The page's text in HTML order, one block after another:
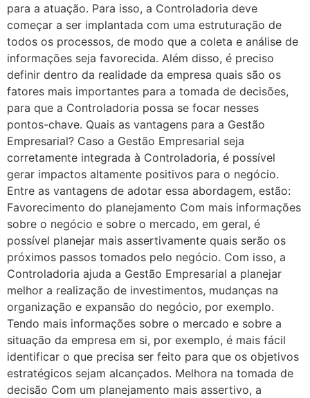
para a atuação. Para isso, a Controladoria deve
começar a ser implantada com uma estruturação de
todos os processos, de modo que a coleta e análise de
informações seja favorecida. Além disso, é preciso
definir dentro da realidade da empresa quais são os
fatores mais importantes para a tomada de decisões,
para que a Controladoria possa se focar nesses
pontos-chave. Quais as vantagens para a Gestão
Empresarial? Caso a Gestão Empresarial seja
corretamente integrada à Controladoria, é possível
gerar impactos altamente positivos para o negócio.
Entre as vantagens de adotar essa abordagem, estão:
Favorecimento do planejamento Com mais informações
sobre o negócio e sobre o mercado, em geral, é
possível planejar mais assertivamente quais serão os
próximos passos tomados pelo negócio. Com isso, a
Controladoria ajuda a Gestão Empresarial a planejar
melhor a realização de investimentos, mudanças na
organização e expansão do negócio, por exemplo.
Tendo mais informações sobre o mercado e sobre a
situação da empresa em si, por exemplo, é mais fácil
identificar o que precisa ser feito para que os objetivos
estratégicos sejam alcançados. Melhora na tomada de
decisão Com um planejamento mais assertivo, a